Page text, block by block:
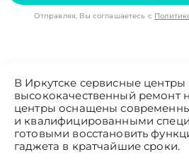
Отправляя, Вы соглашаетесь с
В Иркутске сервисные центры
высококачественный ремонт
центры оснащены
и квалифицированными
готовыми восстановить
гаджета в кратчайшие сроки.